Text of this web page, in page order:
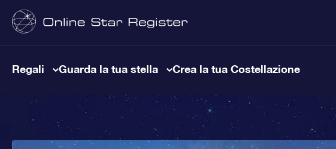
Regali Guarda la tua stella Crea la tua Costellazione